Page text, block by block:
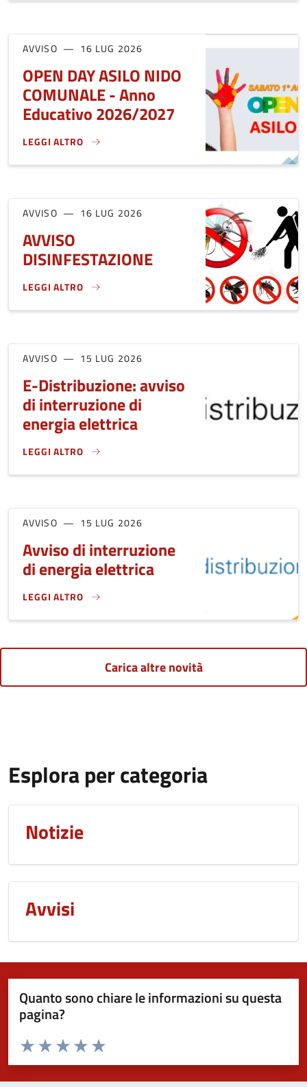
AVVISO 16 LUG 2026
OPEN DAY ASILO NIDO
COMUNALE - Anno
Educativo 2026/2027
LEGGI ALTRO
OPEN DAY ASILO NIDO COMUNALE - ANNO EDUCATIVO
AVVISO 16 LUG 2026
AVVISO
DISINFESTAZIONE
LEGGI ALTRO
AVVISO DISINFESTAZIONE}
AVVISO 15 LUG 2026
E-Distribuzione: avviso
di interruzione di
energia elettrica
LEGGI ALTRO
E-DISTRIBUZIONE: AVVISO DI INTERRUZIONE DI ENERGIA
AVVISO 15 LUG 2026
Avviso di interruzione
di energia elettrica
LEGGI ALTRO
AVVISO DI INTERRUZIONE DI ENERGIA ELETTRICA}
Carica altre novità
Esplora per categoria
Notizie
Avvisi
Quanto sono chiare le informazioni su questa
pagina?
Domanda
Valuta da 1 a 5 stelle la pagina
Valuta 5 stelle su 5
Valuta 4 stelle su 5
Valuta 3 stelle su 5
Valuta 2 stelle su 5
Valuta 1 stelle su 5